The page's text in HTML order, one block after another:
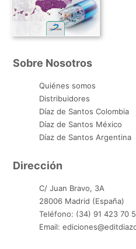
Sobre Nosotros
Quiénes somos
Distribuidores
Díaz de Santos Colombia
Díaz de Santos México
Díaz de Santos Argentina
Dirección
C/ Juan Bravo, 3A
28006 Madrid (España)
Teléfono: (34) 91 423 70
Email: